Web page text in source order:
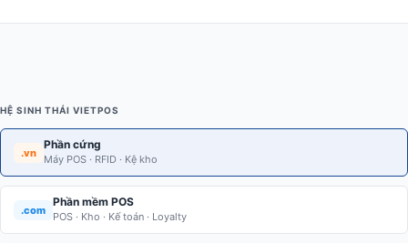
HỆ SINH THÁI VIETPOS
.vn
Phần cứng
Máy POS · RFID · Kệ kho
.com
Phần mềm POS
POS · Kho · Kế toán · Loyalty